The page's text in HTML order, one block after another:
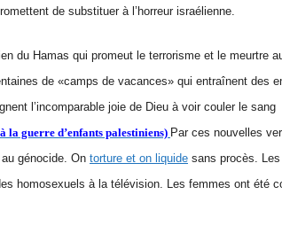
de substituer à l’horreur israélienne.
du Hamas qui promeut le terrorisme et le meurtre
de «camps de vacances» qui entraînent des
l’incomparable joie de Dieu à voir couler le sang
la guerre d’enfants palestiniens) Par ces nouvelles
génocide. On torture et on liquide sans procès.
homosexuels à la télévision. Les femmes ont été